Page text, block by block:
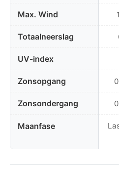
Max. Wind
Totaalneerslag
UV-index
Zonsopgang
Zonsondergang
Maanfase